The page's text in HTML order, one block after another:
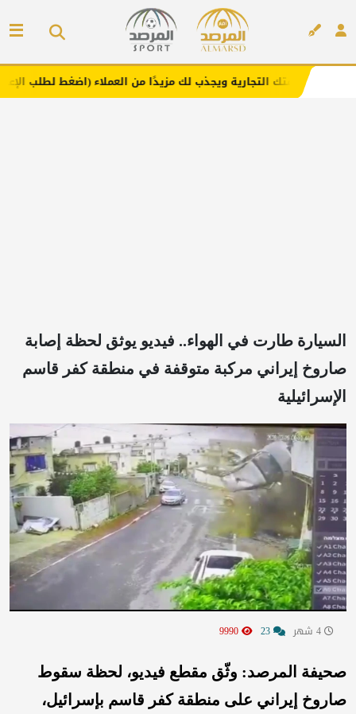
ويجذب لك مزيدًا من العملاء (اضغط لطلب الإعلان)
السيارة طارت في الهواء.. فيديو يوثق لحظة إصابة
صاروخ إيراني مركبة متوقفة في منطقة كفر قاسم
الإسرائيلية
صحيفة المرصد: وثّق مقطع فيديو، لحظة سقوط
صاروخ إيراني على منطقة كفر قاسم بإسرائيل،